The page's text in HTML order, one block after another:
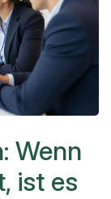
Wenn
ist es